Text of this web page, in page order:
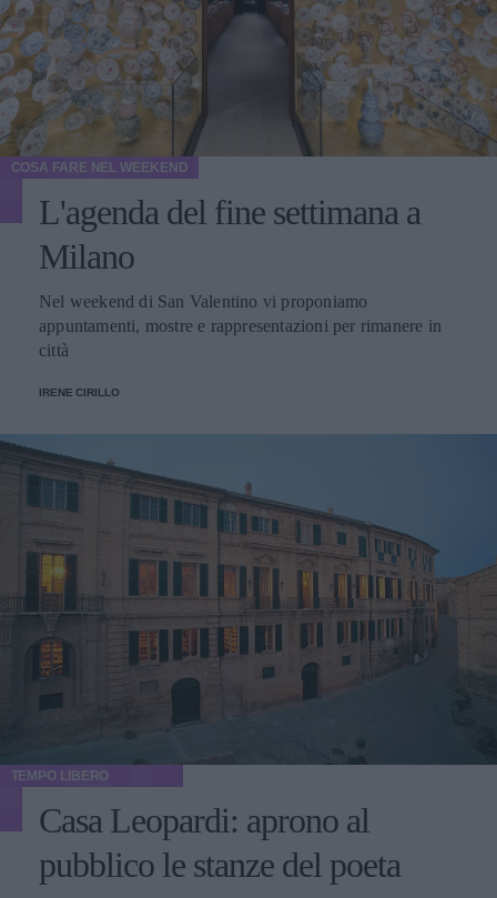
COSA FARE NEL WEEKEND
L'agenda del fine settimana a
Milano
Nel weekend di San Valentino vi proponiamo
appuntamenti, mostre e rappresentazioni per rimanere in
città
IRENE CIRILLO
TEMPO LIBERO
Casa Leopardi: aprono al
pubblico le stanze del poeta